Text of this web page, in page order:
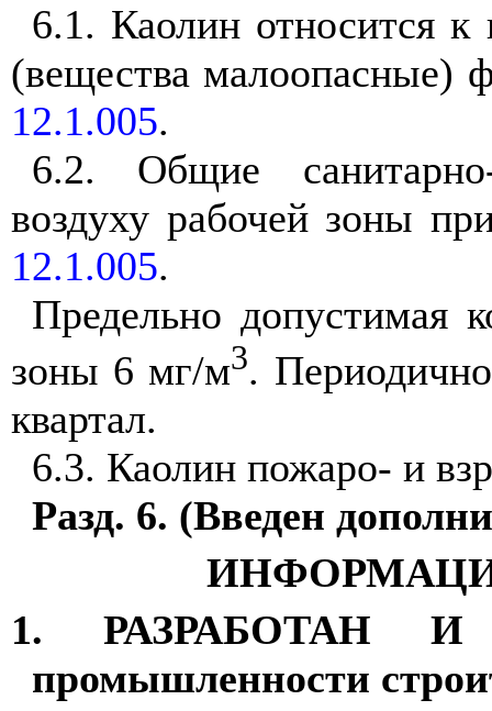
6.1. Каолин относится к
(вещества малоопасные)
12.1.005.
6.2. Общие
воздуху рабочей зоны
12.1.005.
Предельно допустимая
зоны 6 мг/м3.
квартал.
6.3. Каолин пожаро- и
Разд. 6. (Введен
1. РАЗРАБОТАН И
промышленности